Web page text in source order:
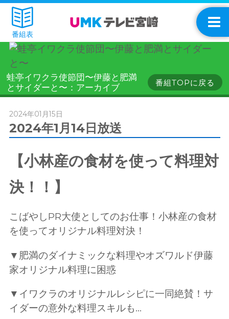
番組表
蛙亭イワクラ使節団〜伊藤と肥満
とサイダーと〜：アーカイブ
番組TOPに戻る
2024年01月15日
2024年1月14日放送
【小林産の食材を使って料理対
決！！】
こばやしPR大使としてのお仕事！小林産の食材
を使ってオリジナル料理対決！
▼肥満のダイナミックな料理やオズワルド伊藤
家オリジナル料理に困惑
▼イワクラのオリジナルレシピに一同絶賛！サ
イダーの意外な料理スキルも...